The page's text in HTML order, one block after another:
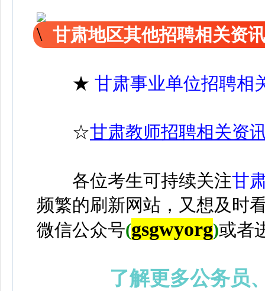
甘肃地区其他招聘相关资
★ 甘肃事业单位招聘相
☆甘肃教师招聘相关资
各位考生可持续关注甘
频繁的刷新网站，又想及时
微信公众号(gsgwyorg)或者
了解更多公务员